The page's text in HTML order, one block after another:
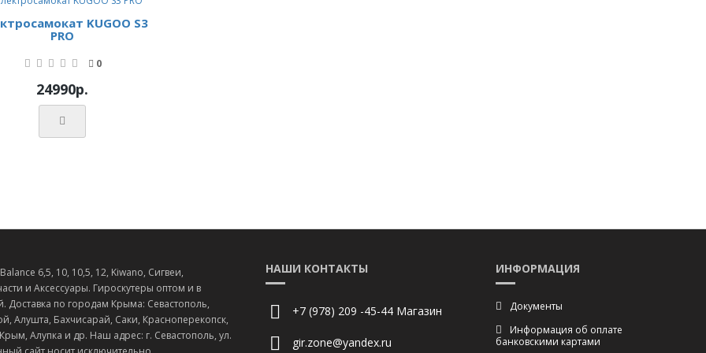
KUGOO S3
PRO
0
24990р.
6,5, 10, 10,5, 12, Kiwano, Сигвеи,
и Аксессуары. Гироскутеры оптом и в
Доставка по городам Крыма: Севастополь,
Алушта, Бахчисарай, Саки, Красноперекопск,
Алупка и др. Наш адрес: г. Севастополь, ул.
НАШИ КОНТАКТЫ
+7 (978) 209 -45-44 Магазин
gir.zone@yandex.ru
ИНФОРМАЦИЯ
Документы
Информация об оплате
банковскими картами